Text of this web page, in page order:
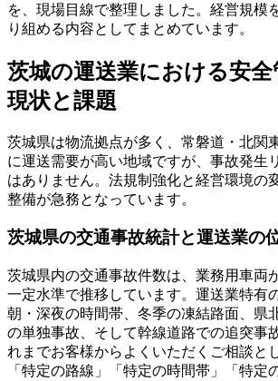
を、現場目線で整理しました。経営規模
り組める内容としてまとめています。
茨城の運送業における安全
現状と課題
茨城県は物流拠点が多く、常磐道・北関
に運送需要が高い地域ですが、事故発生
はありません。法規制強化と経営環境の
整備が急務となっています。
茨城県の交通事故統計と運送業の
茨城県内の交通事故件数は、業務用車両
一定水準で推移しています。運送業特有
朝・深夜の時間帯、冬季の凍結路面、県
の単独事故、そして幹線道路での追突事
れまでお客様からよくいただくご相談と
「特定の路線」「特定の時間帯」「特定